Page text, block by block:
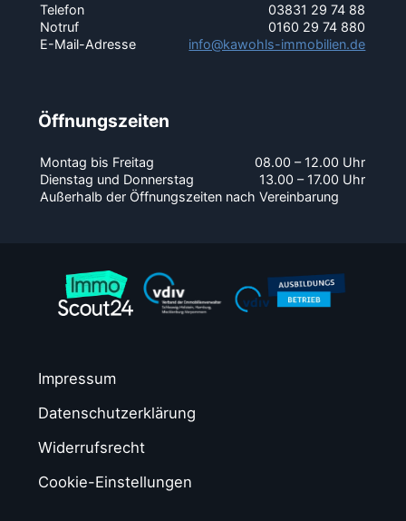
Telefon
03831 29 74 88
Notruf
0160 29 74 880
E-Mail-Adresse
info@kawohls-immobilien.de
Öffnungszeiten
Montag bis Freitag
08.00 – 12.00 Uhr
Dienstag und Donnerstag
13.00 – 17.00 Uhr
Außerhalb der Öffnungszeiten nach Vereinbarung
Impressum
Datenschutzerklärung
Widerrufsrecht
Cookie-Einstellungen